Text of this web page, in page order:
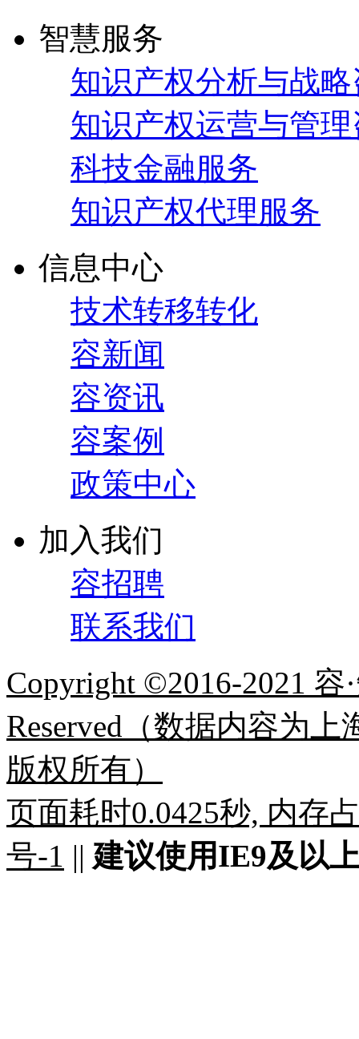
智慧服务
知识产权分析与战
知识产权运营与管
科技金融服务
知识产权代理服务
信息中心
技术转移转化
容新闻
容资讯
容案例
政策中心
加入我们
容招聘
联系我们
Copyright ©2016-2021 容
Reserved（数据内容为
版权所有）
页面耗时0.0425秒, 内存
号-1 || 建议使用IE9及以